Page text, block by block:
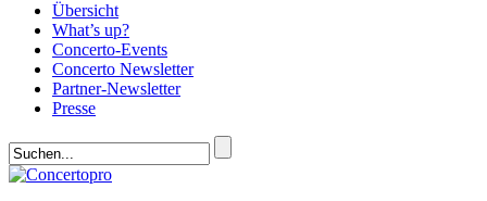
Übersicht
What’s up?
Concerto-Events
Concerto Newsletter
Partner-Newsletter
Presse